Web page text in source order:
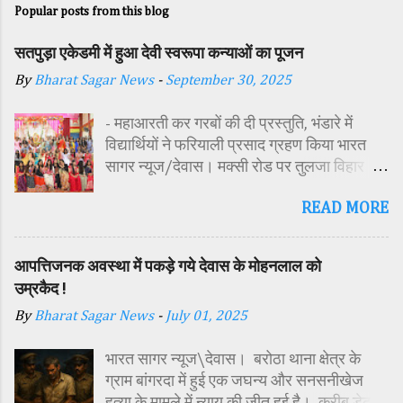
Popular posts from this blog
सतपुड़ा एकेडमी में हुआ देवी स्वरूपा कन्याओं का पूजन
ByBharat Sagar News - September 30, 2025
- महाआरती कर गरबों की दी प्रस्तुति, भंडारे में
विद्यार्थियों ने फरियाली प्रसाद ग्रहण किया भारत
सागर न्यूज/देवास। मक्सी रोड पर तुलजा विहार
पावन अवसर पर कन्या पूजन एवं गरबा महोत्सव का
परिसर में तोरण, रंगोली से आकर्षक साज-सज्जा की
गई। सर्वप्रथम मुख्य अतिथि महिला बाल विकास
विशिष्ट अतिथि शासकीय पॉलिटेक्निक कॉलेज
अध्यक्ष एवं भाजपा जिला अध्यक्ष रायसिंह सेंधव,
स्वास्थ विभाग जिला कार्यक्रम प्रबंधक कामाक्षी दुबे,
READ MORE
आपत्तिजनक अवस्था में पकड़े गये देवास के मोहनलाल को
उम्रकैद !
ByBharat Sagar News - July 01, 2025
भारत सागर न्यूज\देवास। बरोठा थाना क्षेत्र के
ग्राम बांगरदा में हुई एक जघन्य और सनसनीखेज